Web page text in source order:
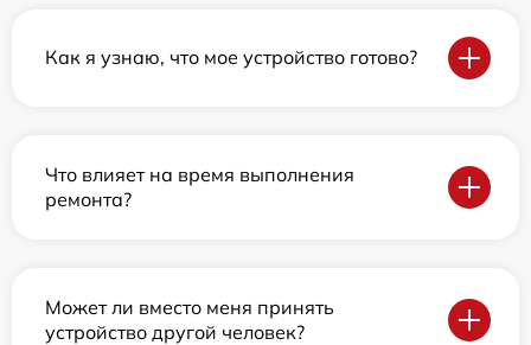
Как я узнаю, что мое устройство готово?
Что влияет на время выполнения
ремонта?
Может ли вместо меня принять
устройство другой человек?